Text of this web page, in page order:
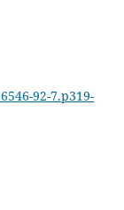
92-7.p319-